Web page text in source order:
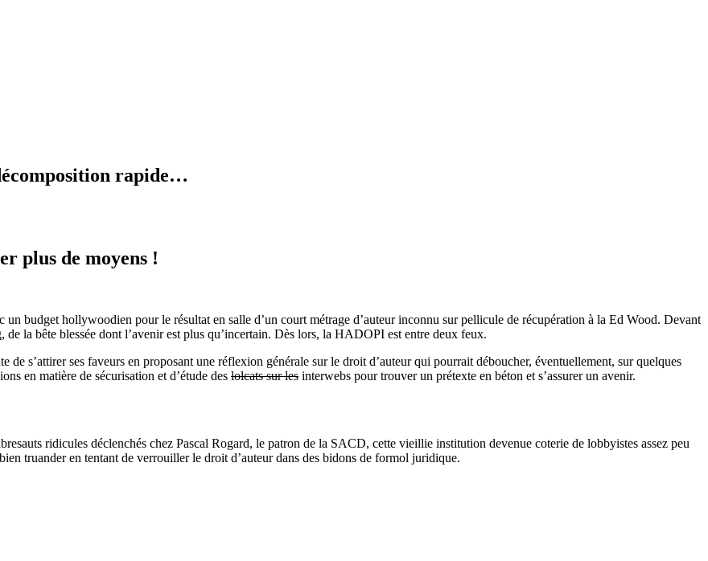
rapide…
plus de moyens !
budget hollywoodien pour le résultat en salle d’un court métrage d’auteur inconnu sur pellicule de récupération à la Ed Wood. Devant
la bête blessée dont l’avenir est plus qu’incertain. Dès lors, la HADOPI est entre deux feux.
de s’attirer ses faveurs en proposant une réflexion générale sur le droit d’auteur qui pourrait déboucher, éventuellement, sur quelques
en matière de sécurisation et d’étude des lolcats sur les interwebs pour trouver un prétexte en béton et s’assurer un avenir.
ridicules déclenchés chez Pascal Rogard, le patron de la SACD, cette vieillie institution devenue coterie de lobbyistes assez peu
truander en tentant de verrouiller le droit d’auteur dans des bidons de formol juridique.